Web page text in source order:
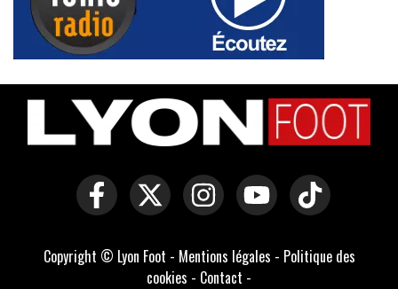
Copyright © Lyon Foot - Mentions légales - Politique des
cookies - Contact -